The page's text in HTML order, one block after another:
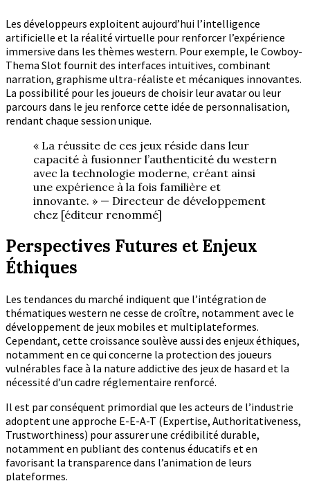
Les développeurs exploitent aujourd’hui l’intelligence
artificielle et la réalité virtuelle pour renforcer l’expérience
immersive dans les thèmes western. Pour exemple, le Cowboy-
Thema Slot fournit des interfaces intuitives, combinant
narration, graphisme ultra-réaliste et mécaniques innovantes.
La possibilité pour les joueurs de choisir leur avatar ou leur
parcours dans le jeu renforce cette idée de personnalisation,
rendant chaque session unique.
« La réussite de ces jeux réside dans leur
capacité à fusionner l’authenticité du western
avec la technologie moderne, créant ainsi
une expérience à la fois familière et
innovante. » — Directeur de développement
chez [éditeur renommé]
Perspectives Futures et Enjeux
Éthiques
Les tendances du marché indiquent que l’intégration de
thématiques western ne cesse de croître, notamment avec le
développement de jeux mobiles et multiplateformes.
Cependant, cette croissance soulève aussi des enjeux éthiques,
notamment en ce qui concerne la protection des joueurs
vulnérables face à la nature addictive des jeux de hasard et la
nécessité d’un cadre réglementaire renforcé.
Il est par conséquent primordial que les acteurs de l’industrie
adoptent une approche E-E-A-T (Expertise, Authoritativeness,
Trustworthiness) pour assurer une crédibilité durable,
notamment en publiant des contenus éducatifs et en
favorisant la transparence dans l’animation de leurs
plateformes.